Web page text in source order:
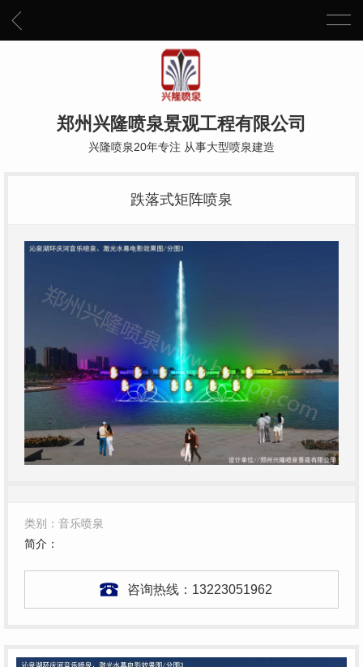
郑州兴隆喷泉景观工程有限公司
兴隆喷泉20年专注 从事大型喷泉建造
跌落式矩阵喷泉
类别：音乐喷泉
简介：
咨询热线： 13223051962